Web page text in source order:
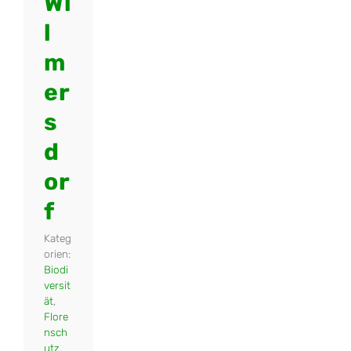
l
m
er
s
d
or
f
Kateg
orien:
Biodi
versit
ät,
Flore
nsch
utz,